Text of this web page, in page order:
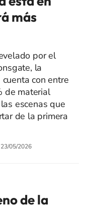
más
por el
la
con entre
de material
escenas que
de la primera
23/05/2026
de la